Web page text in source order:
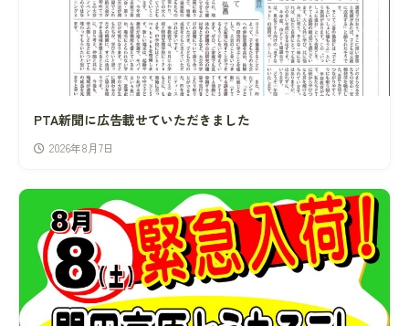
PTA新聞に広告載せていただきました
2026年8月7日